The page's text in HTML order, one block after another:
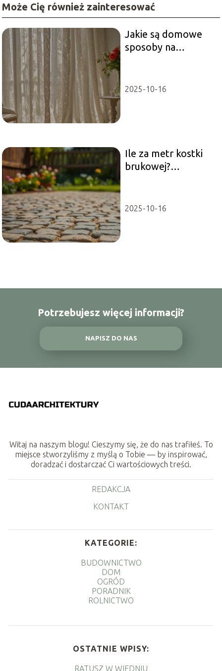
Może Cię również zainteresować
Jakie są domowe
sposoby na
2025-10-16
Ile za metr kostki
brukowej?
2025-10-16
Potrzebujesz więcej informacji?
NAPISZ DO NAS
Witaj na naszym blogu! Cieszymy się, że do nas trafiłeś. To
miejsce stworzyliśmy z myślą o Tobie — by inspirować,
doradzać i dostarczać Ci wartościowych treści.
REDAKCJA
KONTAKT
KATEGORIE:
BUDOWNICTWO
DOM
OGRÓD
PORADNIK
ROLNICTWO
OSTATNIE WPISY:
RATUSZ W WIEDNIU